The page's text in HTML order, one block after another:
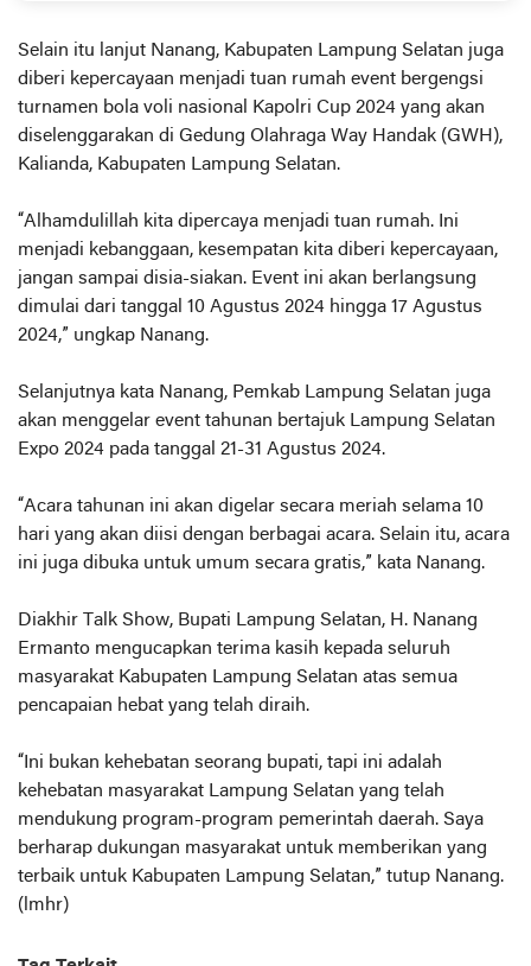
Selain itu lanjut Nanang, Kabupaten Lampung Selatan juga
diberi kepercayaan menjadi tuan rumah event bergengsi
turnamen bola voli nasional Kapolri Cup 2024 yang akan
diselenggarakan di Gedung Olahraga Way Handak (GWH),
Kalianda, Kabupaten Lampung Selatan.
“Alhamdulillah kita dipercaya menjadi tuan rumah. Ini
menjadi kebanggaan, kesempatan kita diberi kepercayaan,
jangan sampai disia-siakan. Event ini akan berlangsung
dimulai dari tanggal 10 Agustus 2024 hingga 17 Agustus
2024,” ungkap Nanang.
Selanjutnya kata Nanang, Pemkab Lampung Selatan juga
akan menggelar event tahunan bertajuk Lampung Selatan
Expo 2024 pada tanggal 21-31 Agustus 2024.
“Acara tahunan ini akan digelar secara meriah selama 10
hari yang akan diisi dengan berbagai acara. Selain itu, acara
ini juga dibuka untuk umum secara gratis,” kata Nanang.
Diakhir Talk Show, Bupati Lampung Selatan, H. Nanang
Ermanto mengucapkan terima kasih kepada seluruh
masyarakat Kabupaten Lampung Selatan atas semua
pencapaian hebat yang telah diraih.
“Ini bukan kehebatan seorang bupati, tapi ini adalah
kehebatan masyarakat Lampung Selatan yang telah
mendukung program-program pemerintah daerah. Saya
berharap dukungan masyarakat untuk memberikan yang
terbaik untuk Kabupaten Lampung Selatan,” tutup Nanang.
(lmhr)